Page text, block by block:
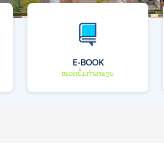
E-BOOK
ໝວດປື້ມຕຳລາຮຽນ